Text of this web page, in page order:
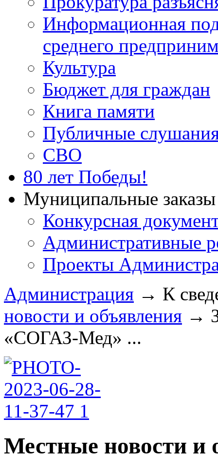
Информационная
среднего
Культура
Бюджет для граждан
Книга памяти
Публичные
СВО
80 лет Победы!
Муниципальные
Конкурсная
Административные
Проекты
Администрация → К
новости и объявления →
«СОГАЗ-Мед» ...
Местные новости и